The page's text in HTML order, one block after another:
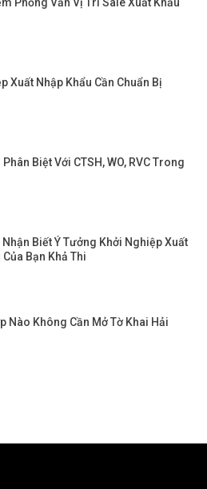
Xuất Nhập Khẩu Cần Chuẩn Bị
Phân Biệt Với CTSH, WO, RVC Trong
Nhận Biết Ý Tưởng Khởi Nghiệp Xuất
Của Bạn Khả Thi
Nào Không Cần Mở Tờ Khai Hải